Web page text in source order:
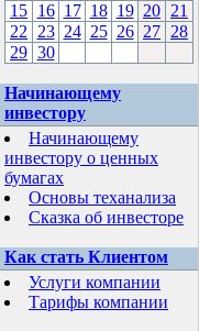
15 16 17 18 19 20 21
22
23 24 25 26 27 28
29 30
Начинающему
инвестору
Начинающему
инвестору о ценных
бумагах
Основы теханализа
Сказка об инвесторе
Как стать Клиентом
Услуги компании
Тарифы компании